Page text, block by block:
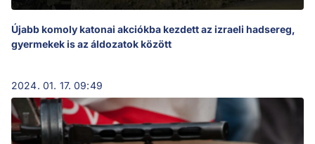
Újabb komoly katonai akciókba kezdett az izraeli hadsereg,
gyermekek is az áldozatok között
2024. 01. 17. 09:49